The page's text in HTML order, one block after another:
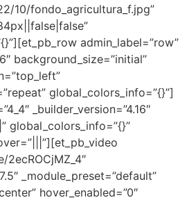
10/fondo_agricultura_f.jpg”
admin_label=”row”
background_size=”initial”
global_colors_info=”{}”]
_builder_version=”4.16″
global_colors_info=”{}”
_module_preset=”default”
hover_enabled=”0″